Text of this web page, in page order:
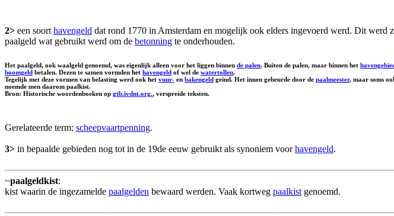
2> een soort havengeld dat rond 1770 in Amsterdam en mogelijk ook elders ingevoerd werd. Dit werd
paalgeld wat gebruikt werd om de betonning te onderhouden.
Het paalgeld, ook waalgeld genoemd, was eigenlijk alleen voor het liggen binnen de palen. Buiten de palen, maar binnen het
boomgeld betalen. Dezen te samen vormden het havengeld of wel de watertollen.
Tegelijk met deze vormen van belasting werd ook het vuur- en bakengeld geïnd. Het innen gebeurde door de paalmeester, maar soms
noemde men daarom paalkist.
Bron: Historische woordenboeken op gtb.ivdnt.org., verspreide teksten.
Gerelateerde term: scheepvaartpenning.
3> in bepaalde gebieden nog tot in de 19de eeuw gebruikt als synoniem voorhavengeld.
~paalgeldkist:
kist waarin de ingezamelde paalgelden bewaard werden. Vaak kortweg paalkist genoemd.